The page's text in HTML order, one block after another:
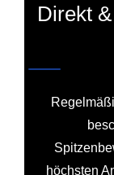
Direkt
höchsten